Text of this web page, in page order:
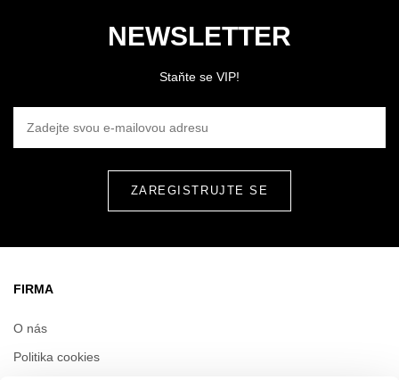
NEWSLETTER
Staňte se VIP!
FIRMA
O nás
Politika cookies